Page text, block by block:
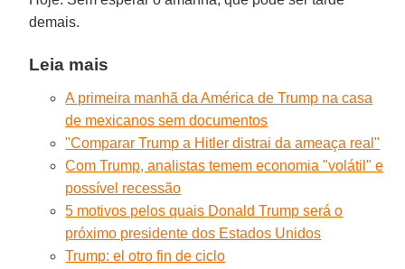
demais.
Leia mais
A primeira manhã da América de Trump na casa
de mexicanos sem documentos
"Comparar Trump a Hitler distrai da ameaça real"
Com Trump, analistas temem economia "volátil" e
possível recessão
5 motivos pelos quais Donald Trump será o
próximo presidente dos Estados Unidos
Trump: el otro fin de ciclo